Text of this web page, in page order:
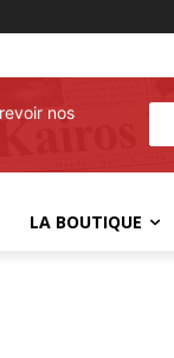
nos
LA BOUTIQUE